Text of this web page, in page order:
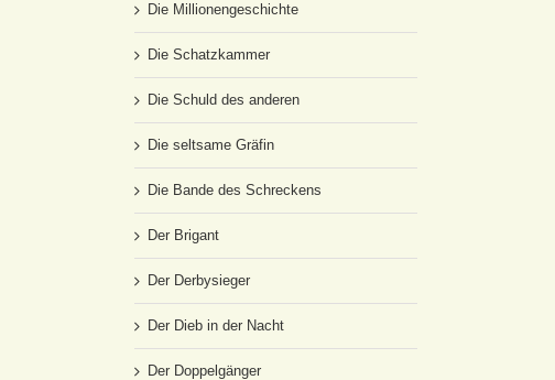
Die Millionengeschichte
Die Schatzkammer
Die Schuld des anderen
Die seltsame Gräfin
Die Bande des Schreckens
Der Brigant
Der Derbysieger
Der Dieb in der Nacht
Der Doppelgänger